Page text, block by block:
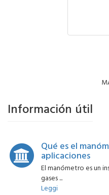
Información útil
Qué es el
aplicaciones
El manómetro es un
gases ...
Leggi